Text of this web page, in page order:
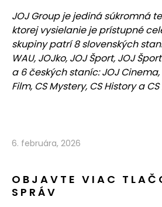
JOJ Group je jediná súkromná
ktorej vysielanie je prístupné
skupiny patrí 8 slovenských
WAU, JOJko, JOJ Šport, JOJ
a 6 českých staníc: JOJ Cinema,
Film, CS Mystery, CS History a
6. februára, 2026
OBJAVTE VIAC
SPRÁV